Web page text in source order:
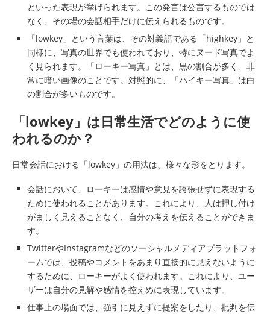
といった表現が挙げられます。この発言は公言するものでは
なく、その場の会話相手だけに伝えられるものです。
「lowkey」という言葉は、その対義語である「highkey」と
同様に、写真の世界でも使われており、特にヌード写真でよ
く見られます。「ローキー写真」とは、黒の割合が多く、非
常に暗い画像のことです。対照的に、「ハイキー写真」は白
の割合が多いものです。
「lowkey」は日常生活でどのように使
われるのか？
日常会話における「lowkey」の用法は、様々な形をとります。
会話において、ローキーは感情や意見を誇張せずに表現する
ために使われることがあります。これにより、人は押し付け
がましく見えることなく、自分の考えを伝えることができま
す。
TwitterやInstagramなどのソーシャルメディアプラットフォ
ームでは、投稿やコメントをあまり直接的に見えないように
するために、ローキーがよく使われます。これにより、ユー
ザーは自分の見解や感情を控えめに表現しています。
仕事上の場面では、強引に見えずに提案をしたり、批判を伝